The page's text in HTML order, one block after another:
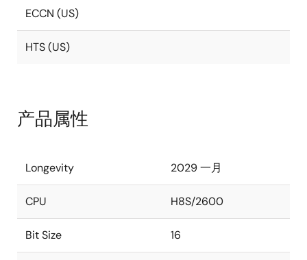
ECCN (US)
HTS (US)
产品属性
Longevity 2029 一月
CPU H8S/2600
Bit Size 16